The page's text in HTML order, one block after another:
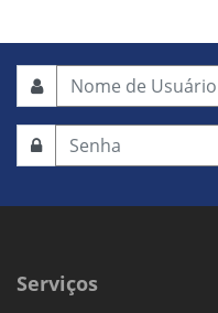
Serviços